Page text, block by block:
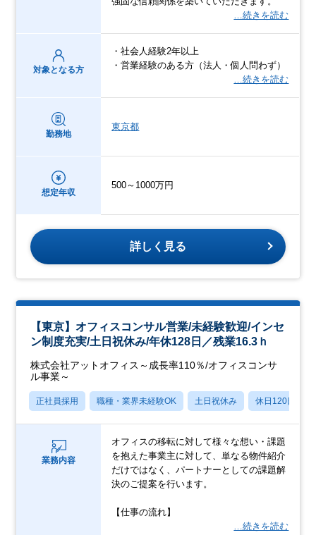
…続きを読む
対象となる方
・社会人経験2年以上
・営業経験のある方（法人・個人問わず）
…続きを読む
勤務地
東京都
想定年収
500～1000万円
詳しく見る
【東京】オフィスコンサル営業/未経験歓迎/インセ
ン制度充実/土日祝休み/年休128日／残業16.3ｈ
株式会社アットオフィス～成長率110％/オフィスコンサ
ル事業～
正社員採用 職種・業界未経験OK 土日祝休み 休日120日以上
業務内容
オフィスの移転に対して様々な想い・課題
を抱えた事業主に対して、単なる物件紹介
だけではなく、パートナーとしての課題解
決のご提案を行います。
【仕事の流れ】
…続きを読む